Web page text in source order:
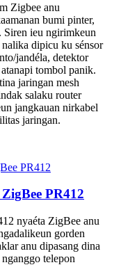
Zigbee anu
bumi pinter,
Siren ieu ngirimkeun
dipicu ku sénsor
jandéla, detektor
tombol panik.
jaringan mesh
salaku router
jangkauan nirkabel
jaringan.
PR412
nyaéta ZigBee anu
gorden
anu dipasang dina
telepon